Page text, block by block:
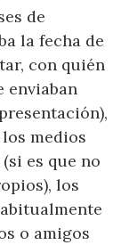
de
la fecha de
con quién
enviaban
medios
es que no
los
o amigos